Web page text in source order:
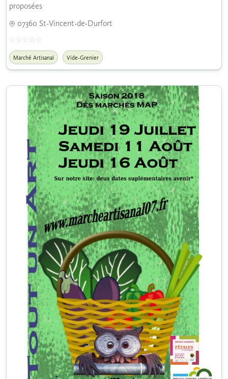
proposées
07360 St-Vincent-de-Durfort
Marché Artisanal Vide-Grenier